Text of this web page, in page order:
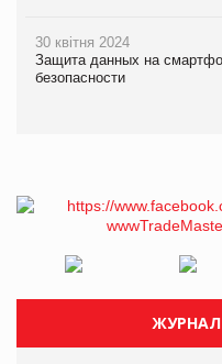
30 квітня 2024
Защита данных на
безопасности
ЖУРНАЛ